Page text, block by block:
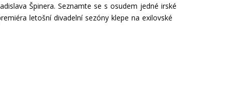
Špinera. Seznamte se s osudem jedné irské
letošní divadelní sezóny klepe na exilovské